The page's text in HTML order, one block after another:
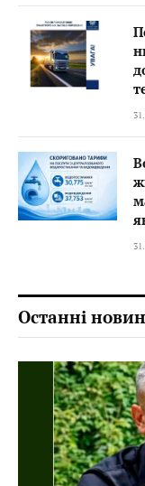
Останні